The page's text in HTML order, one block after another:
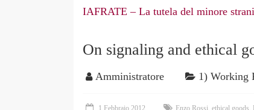
IAFRATE – La tutela del minore
On signaling and ethical
Amministratore 1) Working
1 Febbraio 2012 Enzo Rossi, ethical goods,